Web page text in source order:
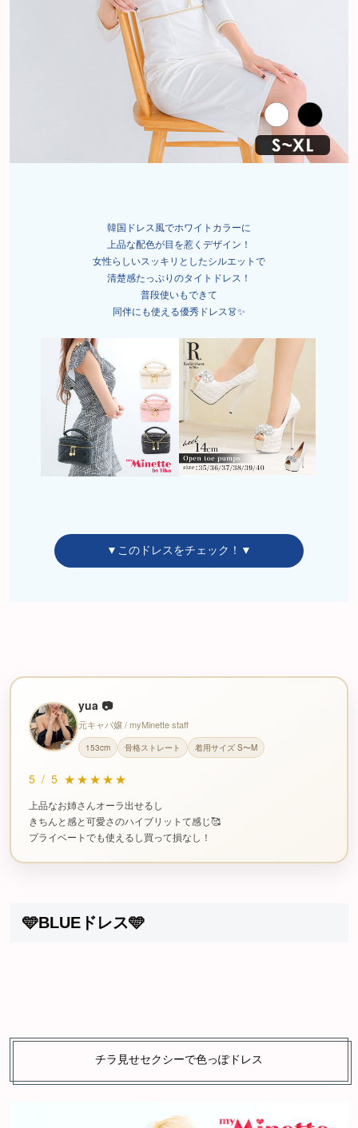
韓国ドレス風でホワイトカラーに
上品な配色が目を惹くデザイン！
女性らしいスッキリとしたシルエットで
清楚感たっぷりのタイトドレス！
普段使いもできて
同伴にも使える優秀ドレス👗✨
▼このドレスをチェック！▼
yua 📷
元キャバ嬢 / myMinette staff
153cm 骨格ストレート 着用サイズ S〜M
5 / 5 ★★★★★
上品なお姉さんオーラ出せるし
きちんと感と可愛さのハイブリットて感じ🥰
プライベートでも使えるし買って損なし！
🩵BLUEドレス🩵
チラ見せセクシーで色っぽドレス